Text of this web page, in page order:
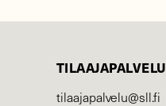
TILAAJAPALVELU
tilaajapalvelu@sll.fi